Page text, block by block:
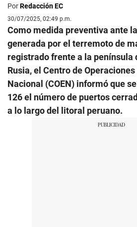
PorRedacción EC
30/07/2025, 02:49 p.m.
Como medida preventiva ante la
generada por el terremoto de
registrado frente a la península
Rusia, el Centro de
Nacional (COEN) informó que
126 el número de puertos
a lo largo del litoral peruano.